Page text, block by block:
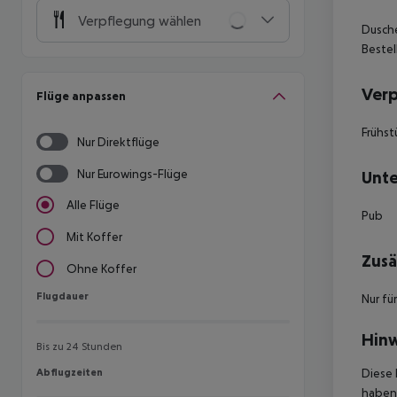
Verpflegung wählen
Flüge anpassen
Nur Direktflüge
Nur Eurowings-Flüge
Alle Flüge
Mit Koffer
Ohne Koffer
Flugdauer
Flugdauer
Bis zu 24 Stunden
Abflugzeiten
Abflugzeiten
Pub
Nur
Diese